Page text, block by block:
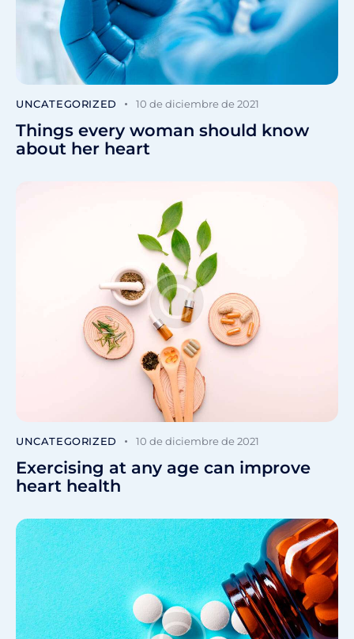
UNCATEGORIZED 10 de diciembre de 2021
Things every woman should know
about her heart
UNCATEGORIZED 10 de diciembre de 2021
Exercising at any age can improve
heart health